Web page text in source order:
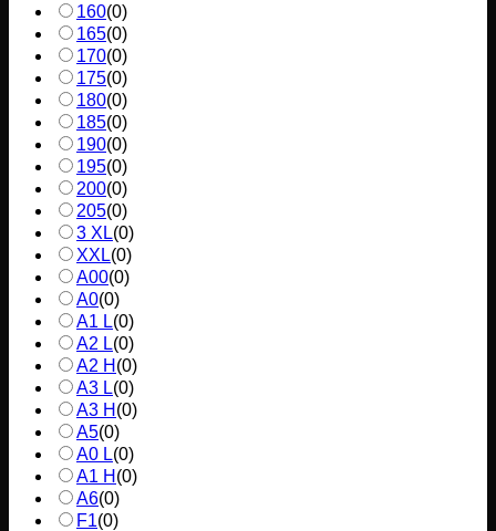
160(0)
165(0)
170(0)
175(0)
180(0)
185(0)
190(0)
195(0)
200(0)
205(0)
3 XL(0)
XXL(0)
A00(0)
A0(0)
A1 L(0)
A2 L(0)
A2 H (0)
A3 L(0)
A3 H (0)
A5(0)
A0 L(0)
A1 H (0)
A6(0)
F1(0)